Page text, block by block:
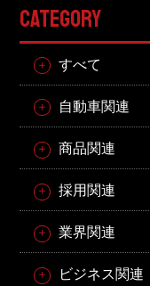
CATEGORY
すべて
自動車関連
商品関連
採用関連
業界関連
ビジネス関連